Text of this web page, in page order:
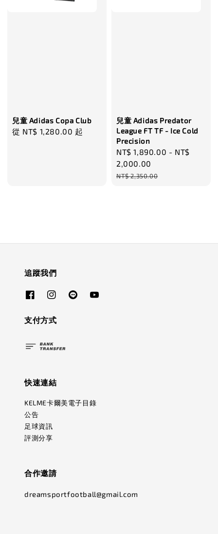
兒童 Adidas Copa Club
Regular
從 NT$ 1,280.00 起
兒童 Adidas Predator
League FT TF - Ice Cold
Precision
Sale
price
NT$ 1,890.00 - NT$
2,000.00
Regular
NT$ 2,350.00
追蹤我們
支付方式
快速連結
KELME卡爾美電子目錄
公告
足球資訊
評測分享
合作邀請
dreamsportfootball@gmail.com